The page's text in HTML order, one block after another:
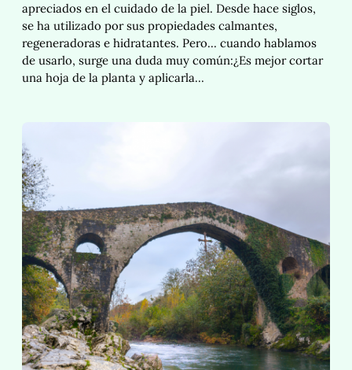
apreciados en el cuidado de la piel. Desde hace siglos,
se ha utilizado por sus propiedades calmantes,
regeneradoras e hidratantes. Pero… cuando hablamos
de usarlo, surge una duda muy común:¿Es mejor cortar
una hoja de la planta y aplicarla…